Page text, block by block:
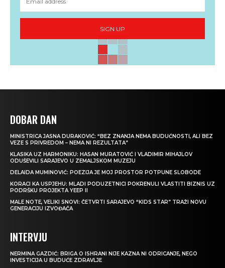
SIGN UP
DOBAR DAN
MINISTRICA JASNA DURAKOVIĆ: “BEZ ZNANJA NEMA BUDUĆNOSTI, ALI BEZ
VEZE S PRIVREDOM – NEMA NI REZULTATA”
KLASIKA UZ HARMONIKU: HASAN MURATOVIĆ I VLADIMIR MIHAJLOV
ODUŠEVILI SARAJEVO U ZEMALJSKOM MUZEJU
DELAIDA MUMINOVIĆ: POEZIJA JE MOJ PROSTOR POTPUNE SLOBODE
KORACI KA USPJEHU: MLADI PODUZETNICI POKRENULI VLASTITI BIZNIS UZ
PODRŠKU PROJEKTA YEEP II
MALE NOTE, VELIKI SNOVI: ČETVRTI SARAJEVO “KIDS STAR” TRAŽI NOVU
GENERACIJU IZVOĐAČA
INTERVJU
NERMINA GAZDIĆ: BRIGA O ISHRANI NIJE KAZNA NI ODRICANJE, NEGO
INVESTICIJA U BUDUĆE ZDRAVLJE